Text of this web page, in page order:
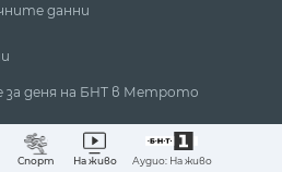
Спорт На живо Аудио: На живо
данни
за деня на БНТ в Метрото